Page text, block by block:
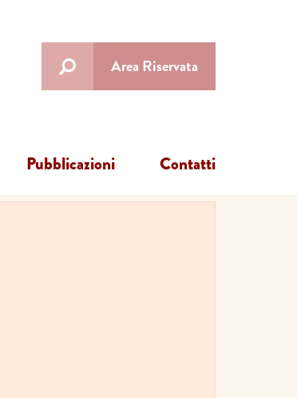
Area Riservata
Pubblicazioni Contatti